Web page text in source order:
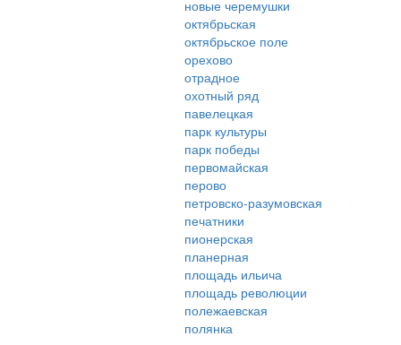
новые черемушки
октябрьская
октябрьское поле
орехово
отрадное
охотный ряд
павелецкая
парк культуры
парк победы
первомайская
перово
петровско-разумовская
печатники
пионерская
планерная
площадь ильича
площадь революции
полежаевская
полянка